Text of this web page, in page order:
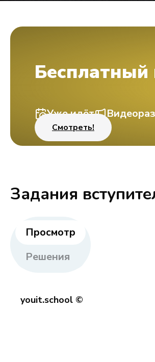
Уже идёт
Смотреть!
Задания
Просмотр
Решения
youit.school ©